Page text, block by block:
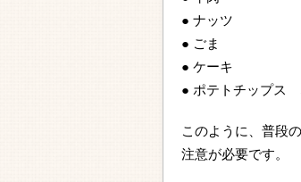
● ナッツ
● ごま
● ケーキ
● ポテトチップス
このように、普段
注意が必要です。